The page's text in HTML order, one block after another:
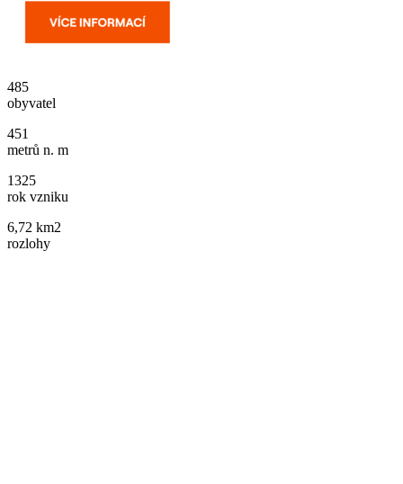
485
obyvatel
451
metrů n. m
1325
rok vzniku
6,72 km2
rozlohy